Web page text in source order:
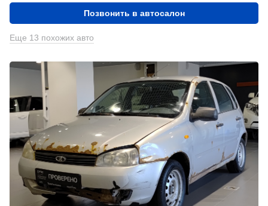
Позвонить в автосалон
Еще 13 похожих авто